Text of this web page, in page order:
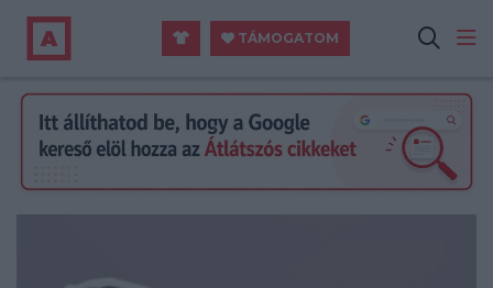
TÁMOGATOM